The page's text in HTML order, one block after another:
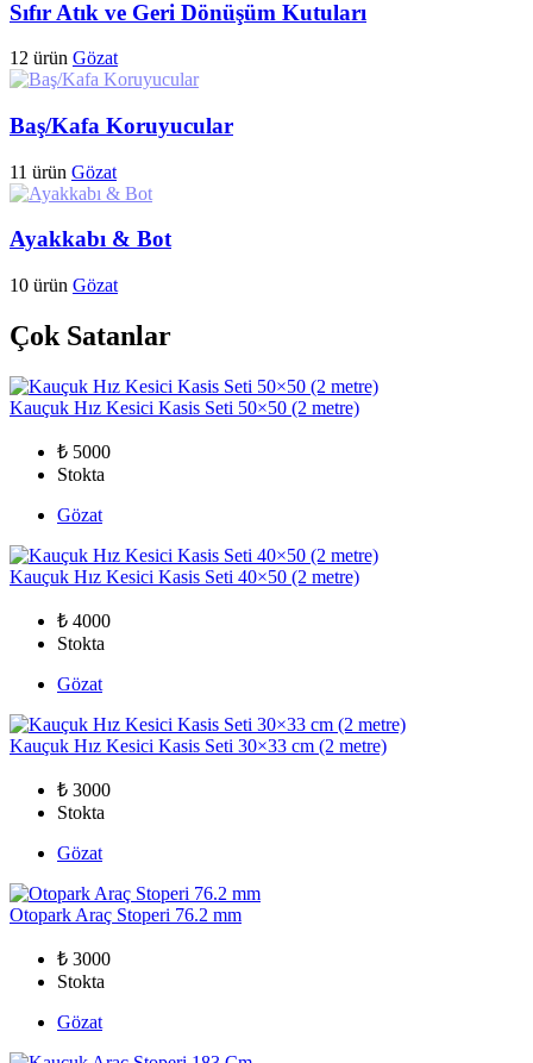
Sıfır Atık ve Geri Dönüşüm Kutuları
12 ürün Gözat
Baş/Kafa Koruyucular
11 ürün Gözat
Ayakkabı & Bot
10 ürün Gözat
Çok Satanlar
Kauçuk Hız Kesici Kasis Seti 50×50 (2 metre)
₺ 5000
Stokta
Gözat
Kauçuk Hız Kesici Kasis Seti 40×50 (2 metre)
₺ 4000
Stokta
Gözat
Kauçuk Hız Kesici Kasis Seti 30×33 cm (2 metre)
₺ 3000
Stokta
Gözat
Otopark Araç Stoperi 76.2 mm
₺ 3000
Stokta
Gözat